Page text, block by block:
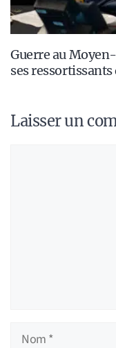
Guerre au
ses
Laisser un
Nom